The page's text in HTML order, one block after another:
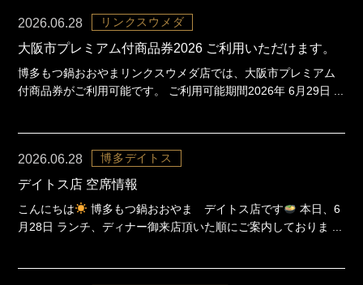
2026.06.28 リンクスウメダ
大阪市プレミアム付商品券2026 ご利用いただけます。
博多もつ鍋おおやまリンクスウメダ店では、大阪市プレミアム
付商品券がご利用可能です。 ご利用可能期間2026年 6月29日 ...
2026.06.28 博多デイトス
デイトス店 空席情報
こんにちは 博多もつ鍋おおやま デイトス店です
本日、6
月28日 ランチ、ディナー御来店頂いた順にご案内しておりま ...